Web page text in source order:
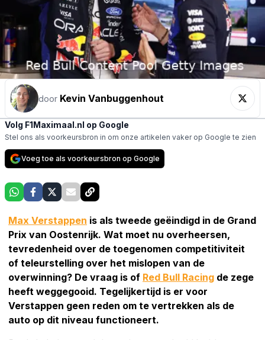
door Kevin Vanbuggenhout
Volg F1Maximaal.nl op Google
Stel ons als voorkeursbron in om onze artikelen vaker op Google te zien
Voeg toe als voorkeursbron op Google
Max Verstappen is als tweede geëindigd in de Grand
Prix van Oostenrijk. Wat moet nu overheersen,
tevredenheid over de toegenomen competitiviteit
of teleurstelling over het mislopen van de
overwinning? De vraag is of Red Bull Racing de zege
heeft weggegooid. Tegelijkertijd is er voor
Verstappen geen reden om te vertrekken als de
auto op dit niveau functioneert.